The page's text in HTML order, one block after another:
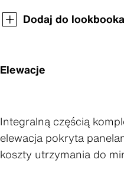
Dodaj do lookbooka
Elewacje
Integralną częścią
elewacja pokryta
koszty utrzymania do